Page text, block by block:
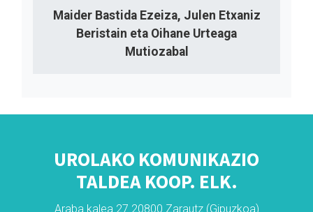
Maider Bastida Ezeiza, Julen Etxaniz
Beristain eta Oihane Urteaga
Mutiozabal
UROLAKO KOMUNIKAZIO
TALDEA KOOP. ELK.
Araba kalea 27 20800 Zarautz (Gipuzkoa)